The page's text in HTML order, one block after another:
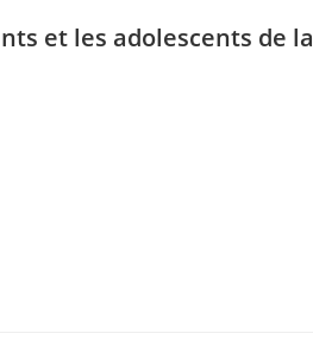
et les adolescents de la